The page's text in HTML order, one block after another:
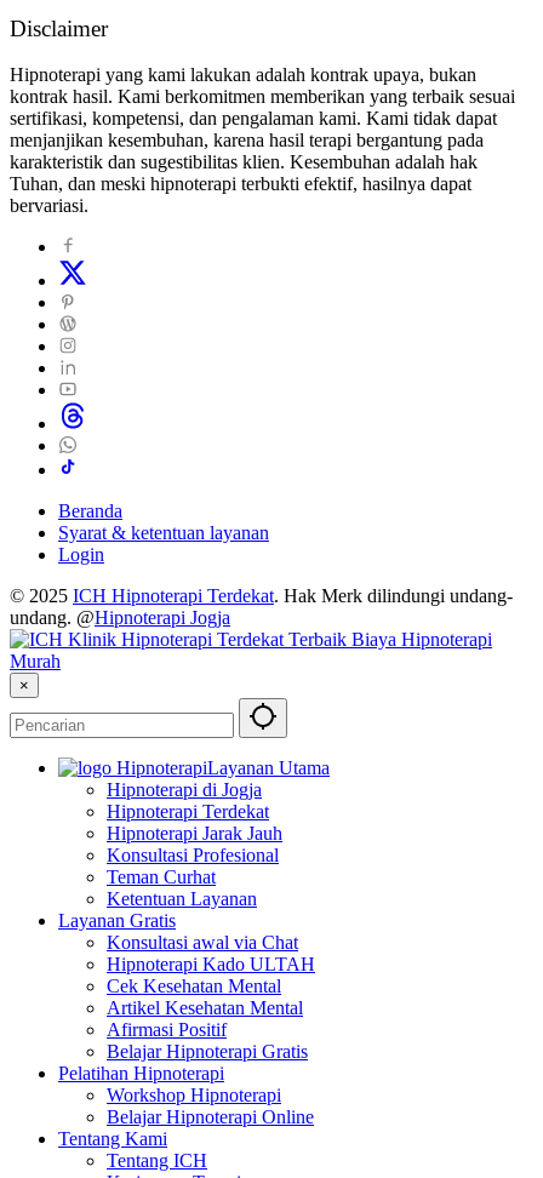
Disclaimer
Hipnoterapi yang kami lakukan adalah kontrak upaya, bukan
kontrak hasil. Kami berkomitmen memberikan yang terbaik sesuai
sertifikasi, kompetensi, dan pengalaman kami. Kami tidak dapat
menjanjikan kesembuhan, karena hasil terapi bergantung pada
karakteristik dan sugestibilitas klien. Kesembuhan adalah hak
Tuhan, dan meski hipnoterapi terbukti efektif, hasilnya dapat
bervariasi.
Beranda
Syarat & ketentuan layanan
Login
© 2025 ICH Hipnoterapi Terdekat. Hak Merk dilindungi undang-
undang. @Hipnoterapi Jogja
×
Layanan Utama
Hipnoterapi di Jogja
Hipnoterapi Terdekat
Hipnoterapi Jarak Jauh
Konsultasi Profesional
Teman Curhat
Ketentuan Layanan
Layanan Gratis
Konsultasi awal via Chat
Hipnoterapi Kado ULTAH
Cek Kesehatan Mental
Artikel Kesehatan Mental
Afirmasi Positif
Belajar Hipnoterapi Gratis
Pelatihan Hipnoterapi
Workshop Hipnoterapi
Belajar Hipnoterapi Online
Tentang Kami
Tentang ICH